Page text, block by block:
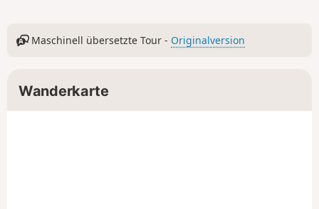
Maschinell übersetzte Tour - Originalversion
Wanderkarte